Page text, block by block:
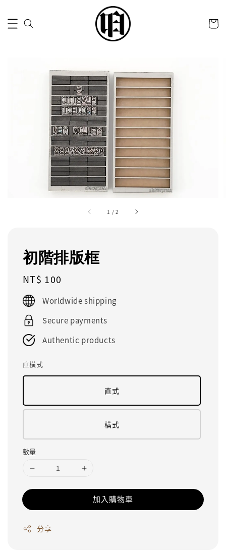
1 /2
初階排版框
Regular
price
NT$ 100
Worldwide shipping
Secure payments
Authentic products
直橫式
直式
橫式
數量
加入購物車
分享